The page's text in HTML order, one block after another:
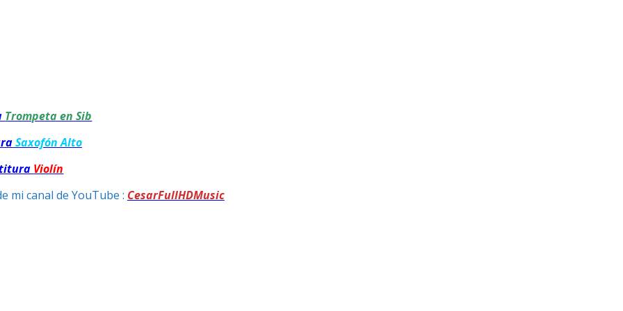
Trompeta en Sib
Saxofón Alto
Violín
mi canal de YouTube : CesarFullHDMusic